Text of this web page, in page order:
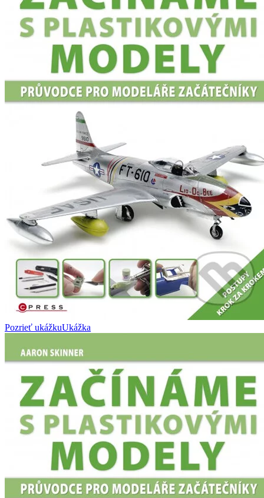
Pozrieť ukážkuUkážka